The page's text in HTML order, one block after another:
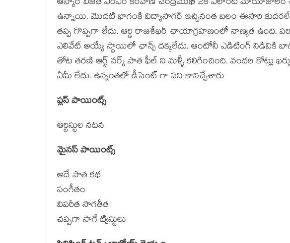
ఉన్నాయి. మొదటి భాగంకి విద్యాసాగర్ ఇచ్చినంత బలం ఈసారి
తప్ప గొప్పగా లేదు. ఆర్డి రాజశేఖర్ ఛాయాగ్రహణంలో నాణ్యత ఉంది.
ఎలివేట్ అయ్యే స్థాయిలో ఛాన్స్ దక్కలేదు. ఆంటోనీ ఎడిటింగ్ నిడివికి
తోట తరణి ఆర్ట్ వర్క్ పాత ఫీల్ ని మళ్ళీ కలిగించింది. వందల కోట్లు
ఏమీ లేదు. ఉన్నంతలో డీసెంట్ గా పని కానిచ్చేశారు
ప్లస్ పాయింట్స్
ఆర్టిస్టుల నటన
మైనస్ పాయింట్స్
అదే పాత కథ
సంగీతం
విపరీత సాగతీత
చప్పగా సాగే ట్విస్టులు